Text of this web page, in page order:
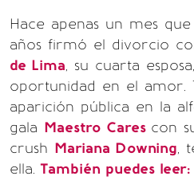
Hace apenas un mes que
años firmó el divorcio
de Lima, su cuarta
oportunidad en el amor.
aparición pública en la
gala Maestro Cares con
crush Mariana Downing,
ella. También puedes